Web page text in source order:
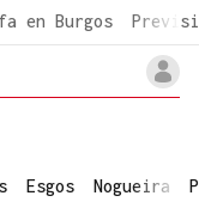
en Burgos
Esgos Nogueira